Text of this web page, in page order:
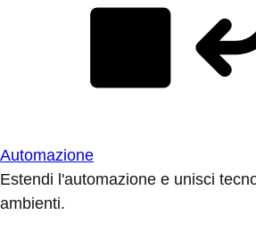
Automazione
Estendi l'automazione e unisci
ambienti.